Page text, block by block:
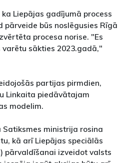
Liepājas gadījumā process
pārveide būs noslēgusies Rīgā
procesa norise. "Es
sākties 2023.gadā,"
partijas pirmdien,
Linkaita piedāvātajam
modelim.
ministrija rosina
kā arī Liepājas speciālās
pārvaldīšanai izveidot valsts